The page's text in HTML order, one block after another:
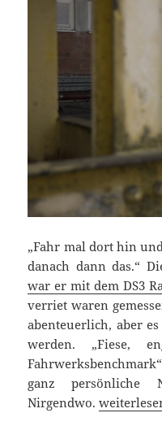
„Fahr mal dort hin
danach dann das.“
war er mit dem DS3
verriet waren
abenteuerlich, aber
werden. „Fiese,
ganz persönliche
Nirgendwo.Zwischen